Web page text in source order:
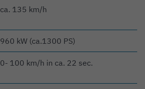
ca. 135 km/h
960 kW (ca.1300 PS)
0- 100 km/h in ca. 22 sec.